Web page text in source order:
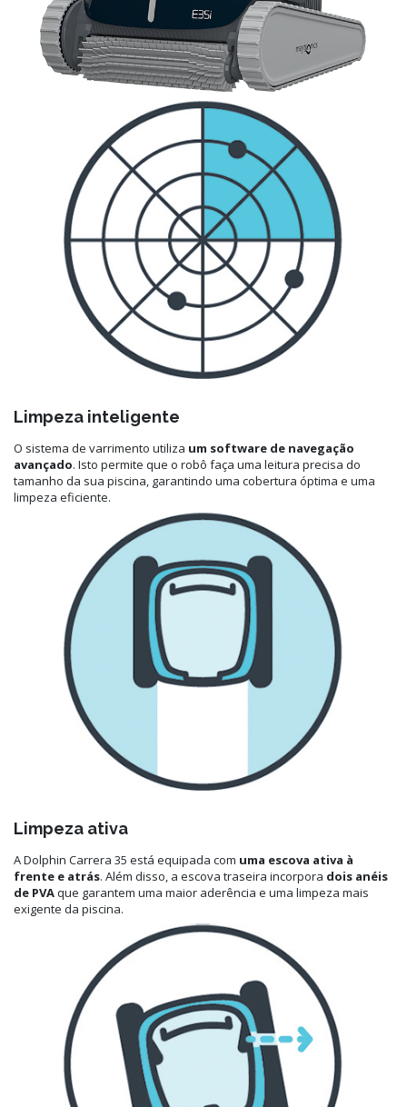
Limpeza inteligente
O sistema de varrimento utiliza um software de navegação
avançado. Isto permite que o robô faça uma leitura precisa do
tamanho da sua piscina, garantindo uma cobertura óptima e uma
limpeza eficiente.
Limpeza ativa
A Dolphin Carrera 35 está equipada com uma escova ativa à
frente e atrás. Além disso, a escova traseira incorpora dois anéis
de PVAque garantem uma maior aderência e uma limpeza mais
exigente da piscina.